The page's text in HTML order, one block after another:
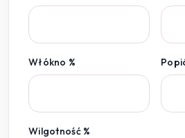
Włókno %
Wilgotność %